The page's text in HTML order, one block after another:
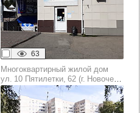
63
Многоквартирный жилой дом
ул. 10 Пятилетки, 62 (г. Новочебоксарск)